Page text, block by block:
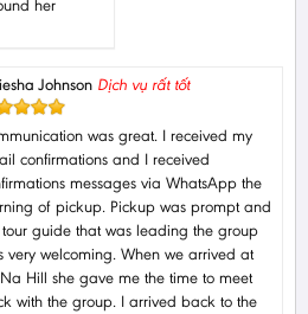
her
Johnson Dịch vụ rất tốt
was great. I received my
confirmations and I received
messages via WhatsApp the
of pickup. Pickup was prompt and
guide that was leading the group
very welcoming. When we arrived at
Hill she gave me the time to meet
with the group. I arrived back to the